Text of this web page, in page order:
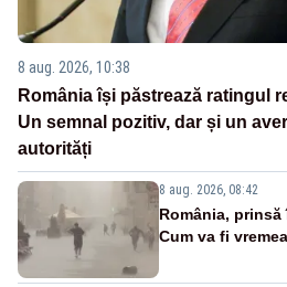
8 aug. 2026, 10:38
România își păstrează ratingul
Un semnal pozitiv, dar și un
autorități
8 aug. 2026, 08:42
România,
Cum va fi